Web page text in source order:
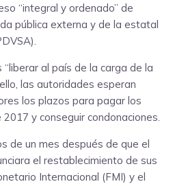
“integral y ordenado” de
pública externa y de la estatal
al país de la carga de la
las autoridades esperan
los plazos para pagar los
y conseguir condonaciones.
de un mes después de que el
el restablecimiento de sus
Internacional (FMI) y el